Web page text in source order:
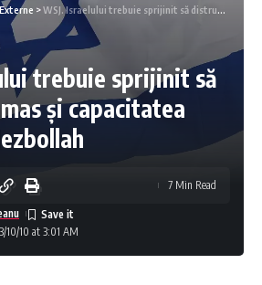
Externe >WSJ. Israelului trebuie sprijinit să distrugă Hamas și capacitatea militară a Hezbollah
trebuie sprijinit să
și capacitatea
10/10 at 3:01 AM
7 Min Read